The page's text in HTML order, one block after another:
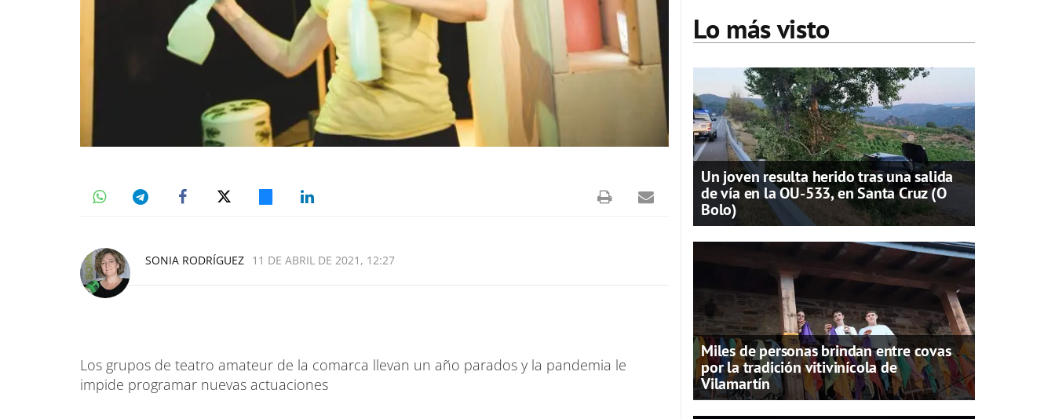
SONIA RODRÍGUEZ 11 DE ABRIL DE 2021, 12:27
Los grupos de teatro amateur de la comarca llevan un año parados y la pandemia le
impide programar nuevas actuaciones
Lo más visto
Un joven resulta herido tras una salida
de vía en la OU-533, en Santa Cruz (O
Bolo)
Miles de personas brindan entre covas
por la tradición vitivinícola de
Vilamartín